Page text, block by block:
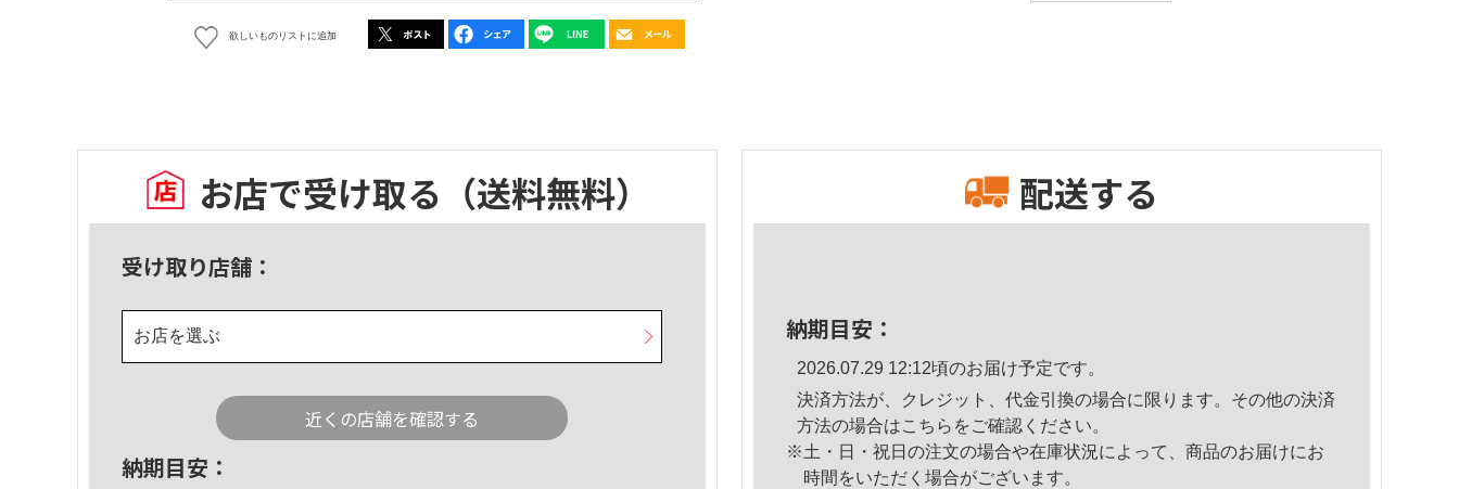
欲しいものリストに追加
お店で受け取る （送料無料）
受け取り店舗：
お店を選ぶ
近くの店舗を確認する
納期目安：
配送する
納期目安：
2026.07.29 12:12頃のお届け予定です。
決済方法が、クレジット、代金引換の場合に限ります。その他の決済
方法の場合はこちら をご確認ください。
※土・日・祝日の注文の場合や在庫状況によって、商品のお届けにお
時間をいただく場合がございます。